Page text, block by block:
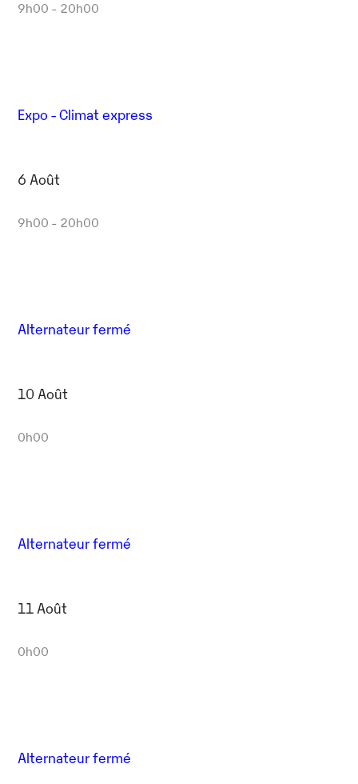
9h00 - 20h00
Expo - Climat express
6 Août
9h00 - 20h00
Alternateur fermé
10 Août
0h00
Alternateur fermé
11 Août
0h00
Alternateur fermé